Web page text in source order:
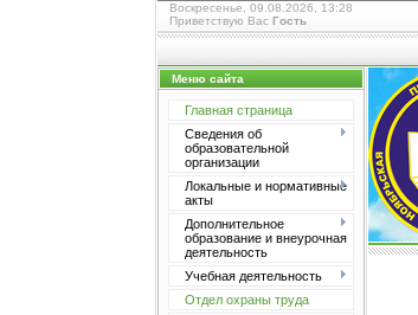
Воскресенье, 09.08.2026, 13:28
Приветствую Вас Гость
Меню сайта
Главная страница
Сведения об
образовательной
организации
Локальные и нормативные
акты
Дополнительное
образование и внеурочная
деятельность
Учебная деятельность
Отдел охраны труда